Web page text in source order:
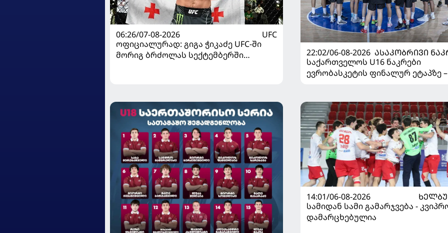
06:26/07-08-2026
UFC
ოფიციალურად: გიგა ჭიკაძე UFC-ში
მორიგ ბრძოლას სექტემბერში
22:02/06-08-2026 ᲐᲡᲐᲙᲝᲑᲠᲘᲕᲘ
საქართველოს U16 ნაკრები
ევრობასკეტის ფინალურ ეტაპზე –
14:01/06-08-2026
სამიდან სამი გამარჯვება -
დამარცხებულია